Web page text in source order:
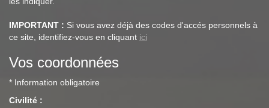
IMPORTANT : Si vous avez déjà des codes d'accés personnels à
ce site, identifiez-vous en cliquant ici
Vos coordonnées
* Information obligatoire
Civilité :